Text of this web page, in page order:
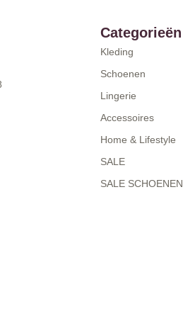
Categorieën
Kleding
Schoenen
Lingerie
Accessoires
Home & Lifestyle
SALE
SALE SCHOENEN